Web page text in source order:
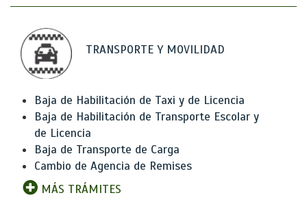
TRANSPORTE Y MOVILIDAD
Baja de Habilitación de Taxi y de Licencia
Baja de Habilitación de Transporte Escolar y
de Licencia
Baja de Transporte de Carga
Cambio de Agencia de Remises
MÁS TRÁMITES